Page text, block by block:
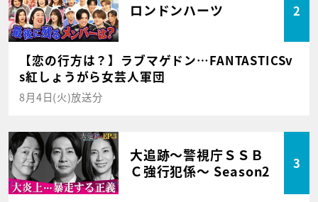
ロンドンハーツ 2
【恋の行方は？】ラブマゲドン…FANTASTICSv
s紅しょうがら女芸人軍団
8月4日(火)放送分
大追跡～警視庁ＳＳＢ
Ｃ強行犯係～ Season2
3